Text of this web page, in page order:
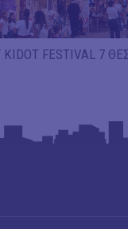
KIDOT FESTIVAL 7